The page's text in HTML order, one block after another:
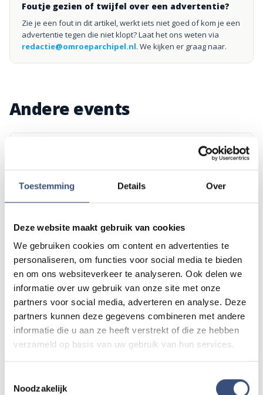
Toestemming Details Over
Deze website maakt gebruik van cookies
We gebruiken cookies om content en advertenties te
personaliseren, om functies voor social media te bieden
en om ons websiteverkeer te analyseren. Ook delen we
informatie over uw gebruik van onze site met onze
partners voor social media, adverteren en analyse. Deze
partners kunnen deze gegevens combineren met andere
informatie die u aan ze heeft verstrekt of die ze hebben
verzameld op basis van uw gebruik van hun services.
Noodzakelijk
Foutje gezien of twijfel over een advertentie?
Zie je een fout in dit artikel, werkt iets niet goed of kom je een
advertentie tegen die niet klopt? Laat het ons weten via
redactie@omroeparchipel.nl. We kijken er graag naar.
Andere events
Magic Summer show met Steven Kazàn
12
AUG.
Ouddorp
📍Ouddorp🕐 10:00
13
AUG.
Hippie Beach Day markt bij Houten Kaap
📍Ouddorp 🕐12:00
AUG.
Concert met Oekraïense musici in
📍Ouddorp